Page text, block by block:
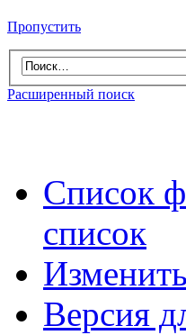
Пропустить
Расширенный поиск
Список
список
Версия